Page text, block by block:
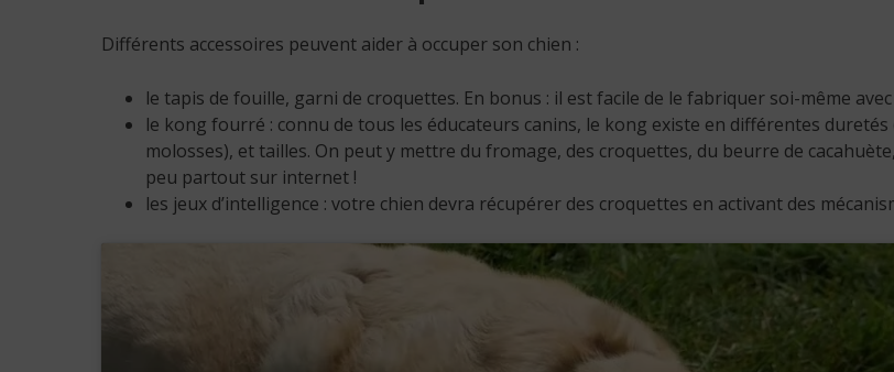
Différents accessoires peuvent aider à occuper son chien :
le tapis de fouille, garni de croquettes. En bonus : il est facile de le fabriquer soi-même
le kong fourré : connu de tous les éducateurs canins, le kong existe en différentes
molosses), et tailles. On peut y mettre du fromage, des croquettes, du beurre de
peu partout sur internet !
les jeux d’intelligence : votre chien devra récupérer des croquettes en activant des